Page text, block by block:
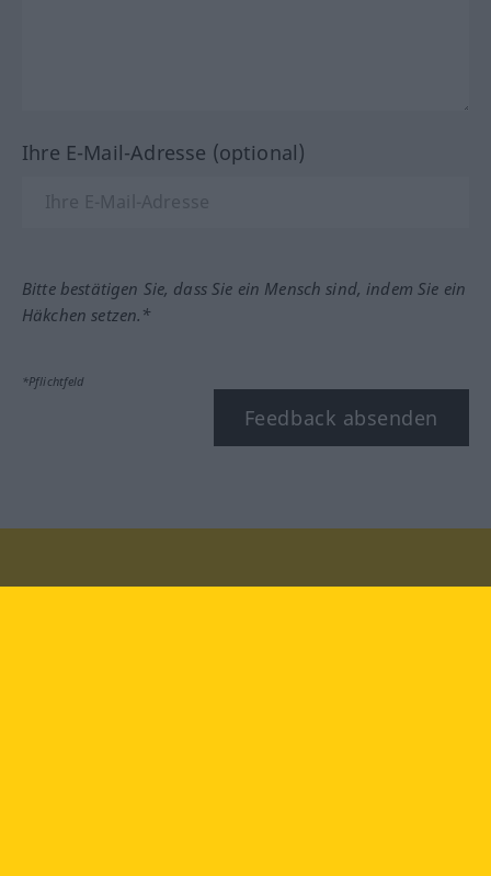
Ihre E-Mail-Adresse (optional)
Bitte bestätigen Sie, dass Sie ein Mensch sind, indem Sie ein
Häkchen setzen.*
*Pflichtfeld
Feedback absenden
Besuchen Sie uns auf: